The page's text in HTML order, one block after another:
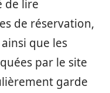
de lire
de réservation,
que les
par le site
garde